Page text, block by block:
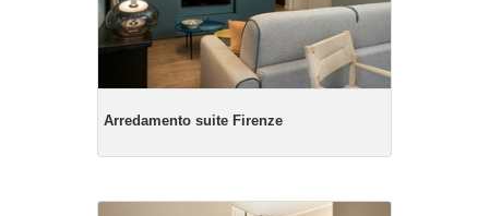
Arredamento suite Firenze